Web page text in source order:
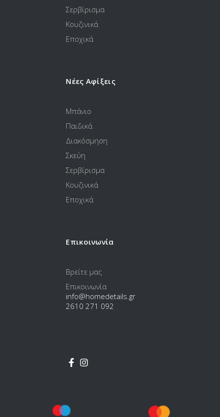
Σερβίρισμα
Κουζινικά
Εποχικά
Νέες Αφίξεις
Μπάνιο
Παιδικά
Διακόσμηση
Σκεύη
Σερβίρισμα
Κουζινικά
Εποχικά
Επικοινωνία
Βρείτε μας
Επικοινωνία
info@homedetails.gr
2610 271 092